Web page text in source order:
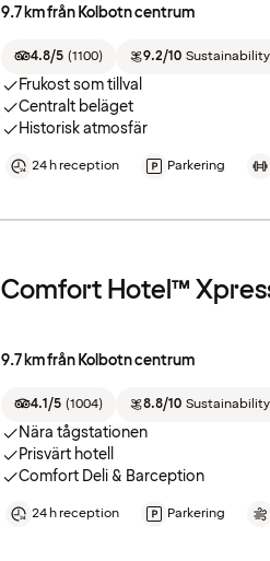
9.7 km från Kolbotn centrum
4.8/5 (1100) 9.2/10
Frukost som tillval
Centralt beläget
Historisk atmosfär
24 h reception Parkering
Comfort Hotel™
9.7 km från Kolbotn centrum
4.1/5 (1004) 8.8/10
Nära tågstationen
Prisvärt hotell
Comfort Deli & Barception
24 h reception Parkering